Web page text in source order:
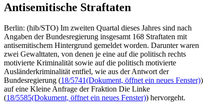
Antisemitische Straftaten
Berlin: (hib/STO) Im zweiten Quartal dieses Jahres sind nach
Angaben der Bundesregierung insgesamt 168 Straftaten mit
antisemitischem Hintergrund gemeldet worden. Darunter waren
zwei Gewalttaten, von denen je eine auf die politisch rechts
motivierte Kriminalität sowie auf die politisch motivierte
Ausländerkriminalität entfiel, wie aus der Antwort der
Bundesregierung (18/5741(Dokument, öffnet ein neues Fenster))
auf eine Kleine Anfrage der Fraktion Die Linke
(18/5585(Dokument, öffnet ein neues Fenster)) hervorgeht.